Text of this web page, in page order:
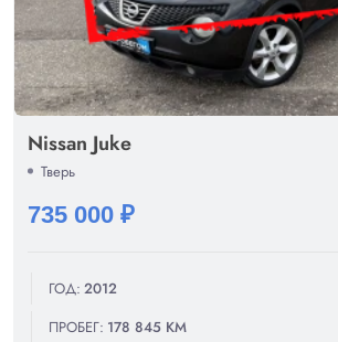
Nissan Juke
Тверь
735 000 ₽
ГОД: 2012
ПРОБЕГ: 178 845 КМ